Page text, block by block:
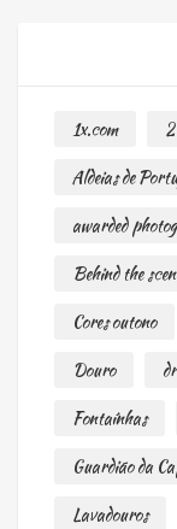
1x.com
Aldeias de
awarded
Behind the
Cores outono
Douro
Fontaínhas
Guardião da
Lavadouros